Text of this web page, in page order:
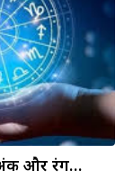
और रंग…